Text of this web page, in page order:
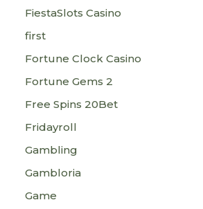
FiestaSlots Casino
first
Fortune Clock Casino
Fortune Gems 2
Free Spins 20Bet
Fridayroll
Gambling
Gambloria
Game